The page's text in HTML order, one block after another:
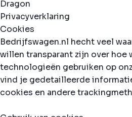
Privacyverklaring
Cookies
Bedrijfswagen.nl hecht veel
willen transparant zijn over hoe
technologieën gebruiken op
vind je gedetailleerde
cookies en andere